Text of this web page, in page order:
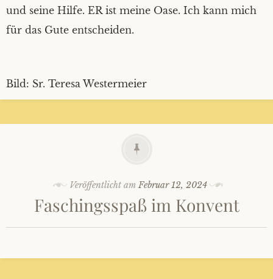
und seine Hilfe. ER ist meine Oase. Ich kann mich
für das Gute entscheiden.
Bild: Sr. Teresa Westermeier
Veröffentlicht amFebruar 12, 2024
Faschingsspaß im Konvent